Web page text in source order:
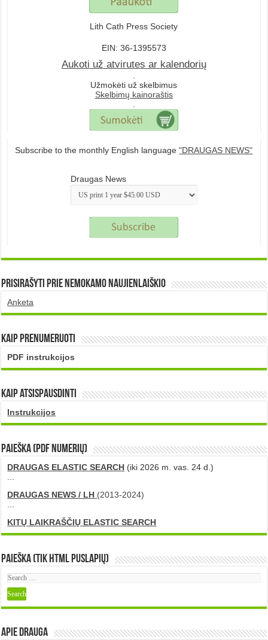
Lith Cath Press Society
EIN: 36-1395573
Aukoti už atvirutes ar kalendorių
Užmokėti už skelbimus
Skelbimų kainoraštis
Subscribe to the monthly English language"DRAUGAS NEWS"
Draugas News
Prisirašyti prie nemokamo naujienlaiškio
Anketa
Kaip prenumeruoti
PDF instrukcijos
Kaip atsispausdinti
Instrukcijos
PAIEŠKA (PDF numerių)
DRAUGAS ELASTIC SEARCH (iki 2026 m. vas. 24 d.)
DRAUGAS NEWS / LH (2013-2024)
KITŲ LAIKRAŠČIŲ ELASTIC SEARCH
Paieška (tik HTML puslapių)
Apie DRAUGA